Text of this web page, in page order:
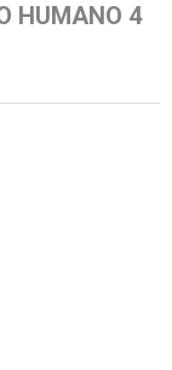
HUMANO 4